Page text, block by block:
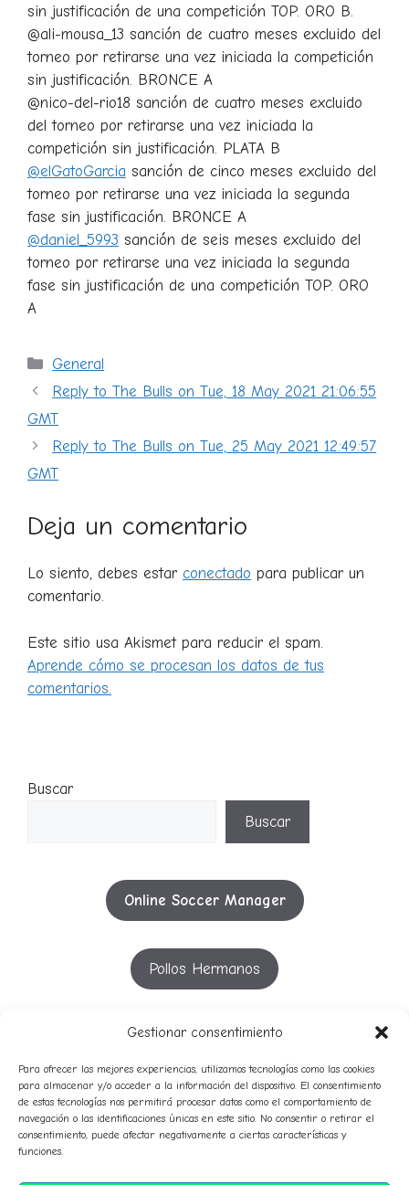
Gestionar consentimiento
Para ofrecer las mejores experiencias, utilizamos tecnologías como las cookies
para almacenar y/o acceder a la información del dispositivo. El consentimiento
de estas tecnologías nos permitirá procesar datos como el comportamiento de
navegación o las identificaciones únicas en este sitio. No consentir o retirar el
consentimiento, puede afectar negativamente a ciertas características y
funciones.
sin justificación de una competición TOP. ORO B.
@ali-mousa_13 sanción de cuatro meses excluido del
torneo por retirarse una vez iniciada la competición
sin justificación. BRONCE A
@nico-del-rio18 sanción de cuatro meses excluido
del torneo por retirarse una vez iniciada la
competición sin justificación. PLATA B
@elGatoGarcia sanción de cinco meses excluido del
torneo por retirarse una vez iniciada la segunda
fase sin justificación. BRONCE A
@daniel_5993 sanción de seis meses excluido del
torneo por retirarse una vez iniciada la segunda
fase sin justificación de una competición TOP. ORO
A
Categorías
General
Reply to The Bulls on Tue, 18 May 2021 21:06:55
GMT
Reply to The Bulls on Tue, 25 May 2021 12:49:57
GMT
Deja un comentario
Lo siento, debes estar conectado para publicar un
comentario.
Este sitio usa Akismet para reducir el spam.
Aprende cómo se procesan los datos de tus
comentarios.
Buscar
Buscar
Online Soccer Manager
Pollos Hermanos
YouTube
49º 50º 51º 52º 53º 54º 55º 56º 57º 58º
59º
audio